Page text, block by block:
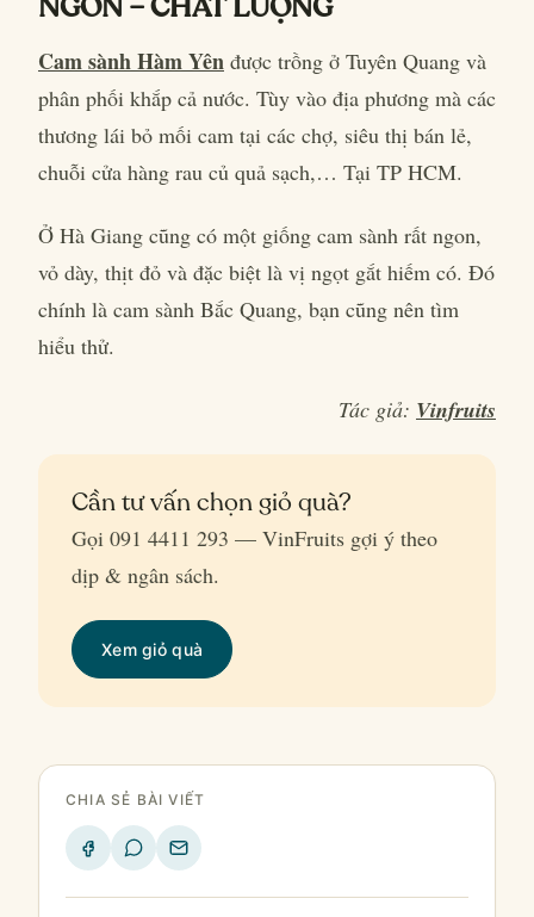
Cam sành Hàm Yên được trồng ở Tuyên Quang và
phân phối khắp cả nước. Tùy vào địa phương mà các
thương lái bỏ mối cam tại các chợ, siêu thị bán lẻ,
chuỗi cửa hàng rau củ quả sạch,… Tại TP HCM.
Ở Hà Giang cũng có một giống cam sành rất ngon,
vỏ dày, thịt đỏ và đặc biệt là vị ngọt gắt hiếm có. Đó
chính là cam sành Bắc Quang, bạn cũng nên tìm
hiểu thử.
Tác giả: Vinfruits
Cần tư vấn chọn giỏ quà?
Gọi 091 4411 293 — VinFruits gợi ý theo
dịp & ngân sách.
Xem giỏ quà
CHIA SẺ BÀI VIẾT